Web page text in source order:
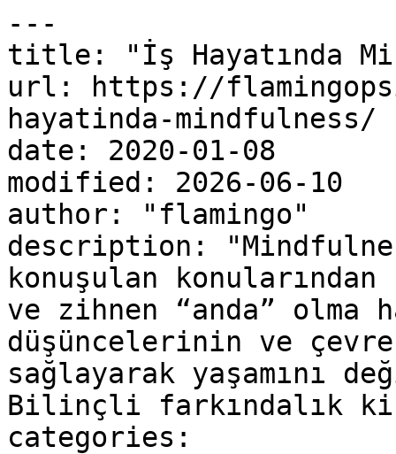
---
title: "İş Hayatında
url: https://
hayatinda-mindfulness/
date: 2020-01-08
modified: 2026-06-10
author: "flamingo"
description:
konuşulan
ve zihnen “anda”
düşüncelerinin ve
sağlayarak yaşamını
Bilinçli farkındalık
categories: